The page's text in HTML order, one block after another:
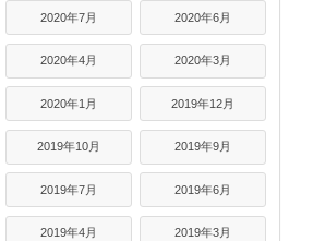
2020年7月 2020年6月
2020年4月 2020年3月
2020年1月 2019年12月
2019年10月 2019年9月
2019年7月 2019年6月
2019年4月 2019年3月